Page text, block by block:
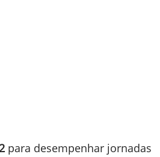
para desempenhar jornadas